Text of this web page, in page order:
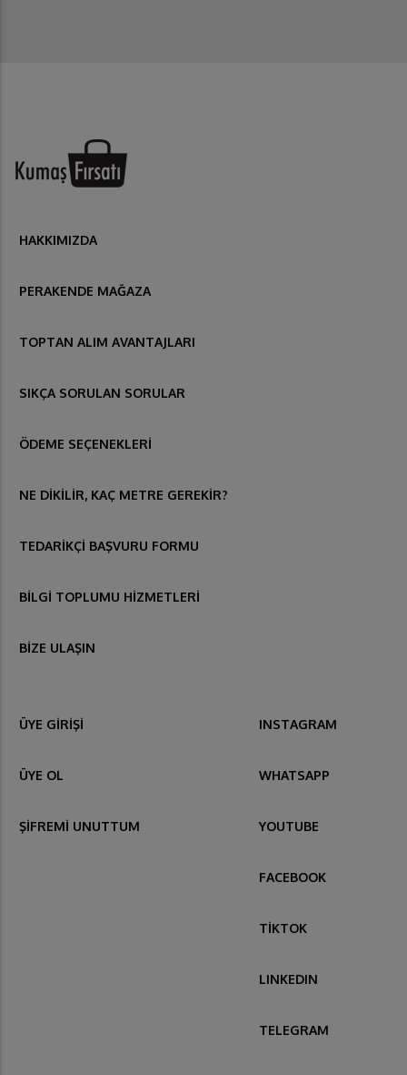
HAKKIMIZDA
PERAKENDE MAĞAZA
TOPTAN ALIM AVANTAJLARI
SIKÇA SORULAN SORULAR
ÖDEME SEÇENEKLERİ
NE DİKİLİR, KAÇ METRE GEREKİR?
TEDARİKÇİ BAŞVURU FORMU
BİLGİ TOPLUMU HİZMETLERİ
BİZE ULAŞIN
ÜYE GİRİŞİ
ÜYE OL
ŞİFREMİ UNUTTUM
INSTAGRAM
WHATSAPP
YOUTUBE
FACEBOOK
TİKTOK
LINKEDIN
TELEGRAM